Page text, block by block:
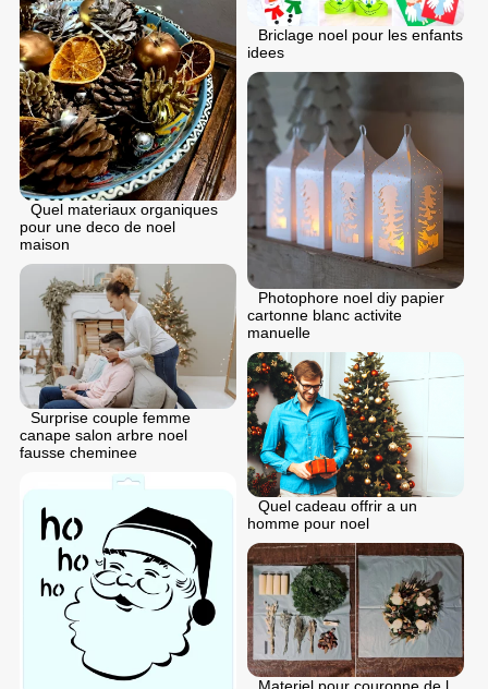
Briclage noel pour les enfants
idees
Quel materiaux organiques
pour une deco de noel
maison
Photophore noel diy papier
cartonne blanc activite
manuelle
Surprise couple femme
canape salon arbre noel
fausse cheminee
Quel cadeau offrir a un
homme pour noel